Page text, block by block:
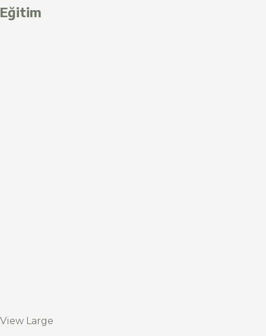
Eğitim
View Large